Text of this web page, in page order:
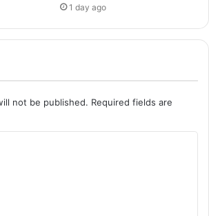
1 day ago
not be published. Required fields are